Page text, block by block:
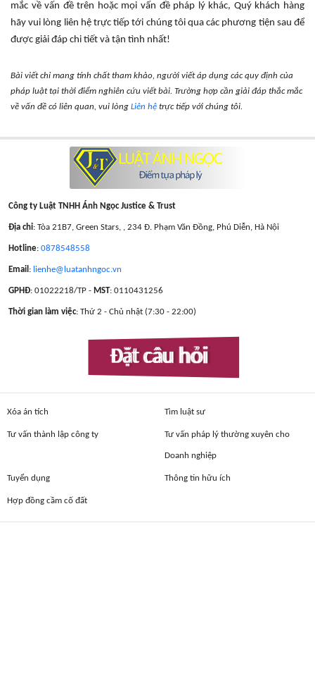
mắc về vấn đề trên hoặc mọi vấn đề pháp lý khác, Quý khách hàng
hãy vui lòng liên hệ trực tiếp tới chúng tôi qua các phương tiện sau để
được giải đáp chi tiết và tận tình nhất!
Bài viết chỉ mang tính chất tham khảo, người viết áp dụng các quy định của
pháp luật tại thời điểm nghiên cứu viết bài. Trường hợp cần giải đáp thắc mắc
về vấn đề có liên quan, vui lòng Liên hệ trực tiếp với chúng tôi.
Công ty Luật TNHH Ánh Ngọc Justice & Trust
Địa chỉ: Tòa 21B7, Green Stars, , 234 Đ. Phạm Văn Đồng, Phú Diễn, Hà Nội
Hotline: 0878548558
Email : lienhe@luatanhngoc.vn
GPHĐ: 01022218/TP - MST: 0110431256
Thời gian làm việc: Thứ 2 - Chủ nhật (7:30 - 22:00)
Đặt câu hỏi
Xóa án tích Tìm luật sư
Tư vấn thành lập công ty Tư vấn pháp lý thường xuyên cho
Doanh nghiệp
Tuyển dụng Thông tin hữu ích
Hợp đồng cầm cố đất